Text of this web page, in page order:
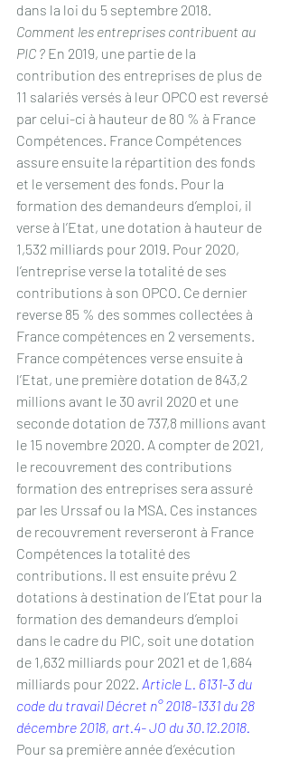
dans la loi du 5 septembre 2018.
Comment les entreprises contribuent au
PIC ? En 2019, une partie de la
contribution des entreprises de plus de
11 salariés versés à leur OPCO est reversé
par celui-ci à hauteur de 80 % à France
Compétences. France Compétences
assure ensuite la répartition des fonds
et le versement des fonds. Pour la
formation des demandeurs d’emploi, il
verse à l’Etat, une dotation à hauteur de
1,532 milliards pour 2019. Pour 2020,
l’entreprise verse la totalité de ses
contributions à son OPCO. Ce dernier
reverse 85 % des sommes collectées à
France compétences en 2 versements.
France compétences verse ensuite à
l’Etat, une première dotation de 843,2
millions avant le 30 avril 2020 et une
seconde dotation de 737,8 millions avant
le 15 novembre 2020. A compter de 2021,
le recouvrement des contributions
formation des entreprises sera assuré
par les Urssaf ou la MSA. Ces instances
de recouvrement reverseront à France
Compétences la totalité des
contributions. Il est ensuite prévu 2
dotations à destination de l’Etat pour la
formation des demandeurs d’emploi
dans le cadre du PIC, soit une dotation
de 1,632 milliards pour 2021 et de 1,684
milliards pour 2022. Article L. 6131-3 du
code du travail Décret n° 2018-1331 du 28
décembre 2018, art.4- JO du 30.12.2018.
Pour sa première année d’exécution